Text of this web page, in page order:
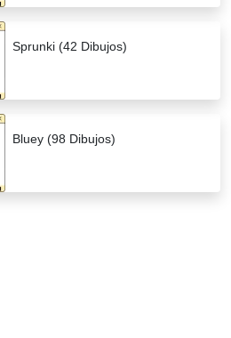
Sprunki (42 Dibujos)
Bluey (98 Dibujos)